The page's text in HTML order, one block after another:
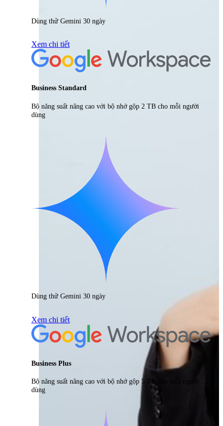
Dùng thử Gemini 30 ngày
Xem chi tiết
Business Standard
Bộ năng suất nâng cao với bộ nhớ gộp 2 TB cho mỗi người
dùng
Dùng thử Gemini 30 ngày
Xem chi tiết
Business Plus
Bộ năng suất nâng cao với bộ nhớ gộp 5 TB cho mỗi người
dùng